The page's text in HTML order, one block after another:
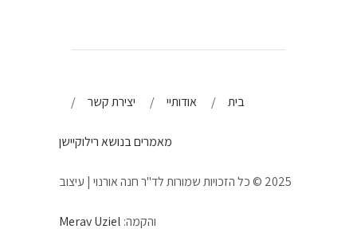
בית אודותיי יצירת קשר
מאמרים בנושא רילוקיישן
2025 © כל הזכויות שמורות לד"ר חנה אורנוי | עיצוב
והקמה: Merav Uziel